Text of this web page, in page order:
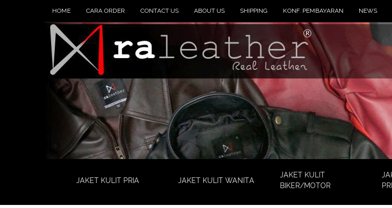
HOME CARA ORDER CONTACT US ABOUT US SHIPPING KONF. PEMBAYARAN NEWS
JAKET KULIT PRIA JAKET KULIT WANITA
JAKET KULIT
BIKER/MOTOR